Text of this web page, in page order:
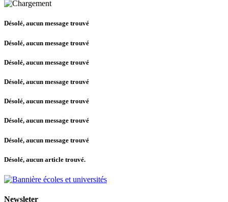
Désolé, aucun message trouvé
Désolé, aucun message trouvé
Désolé, aucun message trouvé
Désolé, aucun message trouvé
Désolé, aucun message trouvé
Désolé, aucun message trouvé
Désolé, aucun message trouvé
Désolé, aucun article trouvé.
Newsleter